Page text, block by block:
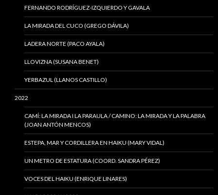
FERNANDO RODRÍGUEZ-IZQUIERDO Y GAVALA
LA MIRADA DEL CUCO (GREGO DÁVILA)
LADERA NORTE (PACO AYALA)
LLOVIZNA (SUSANA BENET)
YERBAZUL (LLANOS CASTILLO)
2022
CAMÍ: LA MIRADA I LA PARAULA / CAMINO: LA MIRADA Y LA PALABRA
(JOAN ANTÓN MENCOS)
ESTEPA, MAR Y CORDILLERA EN HAIKU (MARY VIDAL)
UN METRO DE ESTATURA (COORD. SANDRA PÉREZ)
VOCES DEL HAIKU (ENRIQUE LINARES)